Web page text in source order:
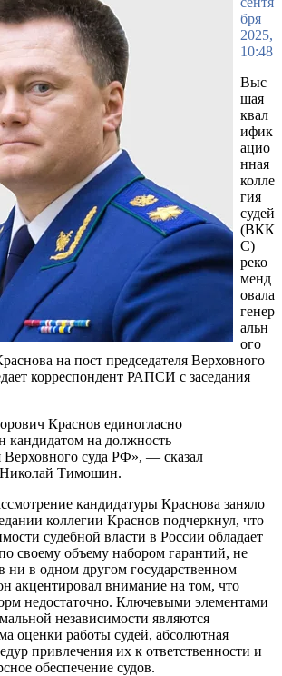
бря
2025,
10:48
Выс
шая
квал
ифик
ацио
нная
колле
гия
судей
(ВКК
С)
реко
менд
овала
генер
альн
ого
на пост председателя Верховного
корреспондент РАПСИ с заседания
Краснов единогласно
кандидатом на должность
Верховного суда РФ», — сказал
Тимошин.
кандидатуры Краснова заняло
коллегии Краснов подчеркнул, что
судебной власти в России обладает
своему объему набором гарантий, не
в одном другом государственном
акцентировал внимание на том, что
недостаточно. Ключевыми элементами
независимости являются
оценки работы судей, абсолютная
привлечения их к ответственности и
обеспечение судов.